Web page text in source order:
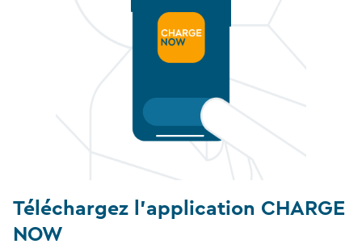
Téléchargez l’application CHARGE
NOW